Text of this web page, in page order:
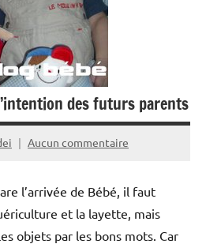
des futurs parents
Aucun commentaire
l’arrivée de Bébé, il faut
et la layette, mais
objets par les bons mots. Car